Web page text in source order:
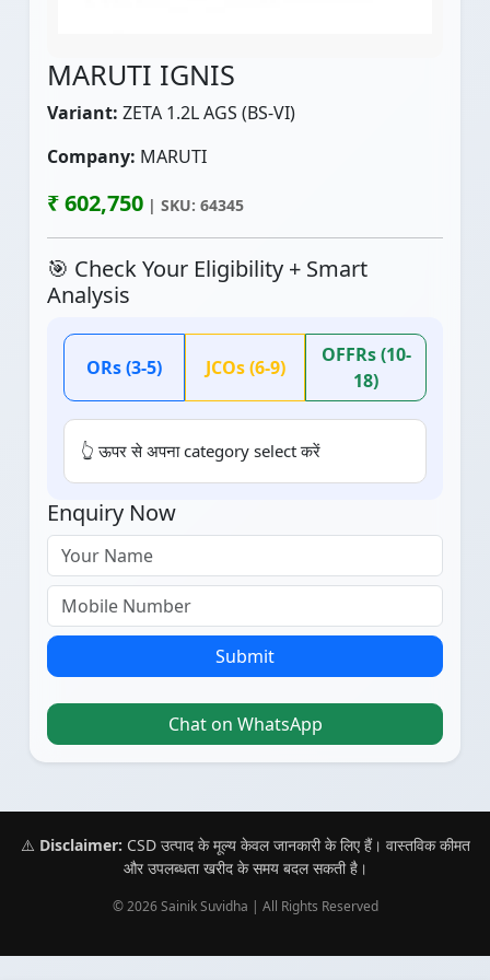
MARUTI IGNIS
Variant: ZETA 1.2L AGS (BS-VI)
Company: MARUTI
₹ 602,750 | SKU: 64345
🎯 Check Your Eligibility + Smart
Analysis
ORs (3-5) JCOs (6-9)
OFFRs (10-
18)
👆 ऊपर से अपना category select करें
Enquiry Now
Submit
Chat on WhatsApp
⚠️ Disclaimer: CSD उत्पाद के मूल्य केवल जानकारी के लिए हैं। वास्तविक कीमत
और उपलब्धता खरीद के समय बदल सकती है।
© 2026 Sainik Suvidha | All Rights Reserved